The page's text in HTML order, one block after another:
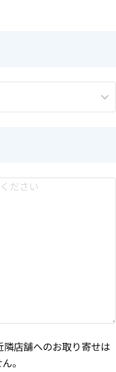
店舗へのお取り寄せは
。